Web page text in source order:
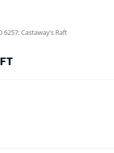
6257: Castaway’s Raft